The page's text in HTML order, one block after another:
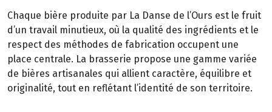
Chaque bière produite par La Danse de l’Ours est le fruit
d’un travail minutieux, où la qualité des ingrédients et le
respect des méthodes de fabrication occupent une
place centrale. La brasserie propose une gamme variée
de bières artisanales qui allient caractère, équilibre et
originalité, tout en reflétant l’identité de son territoire.